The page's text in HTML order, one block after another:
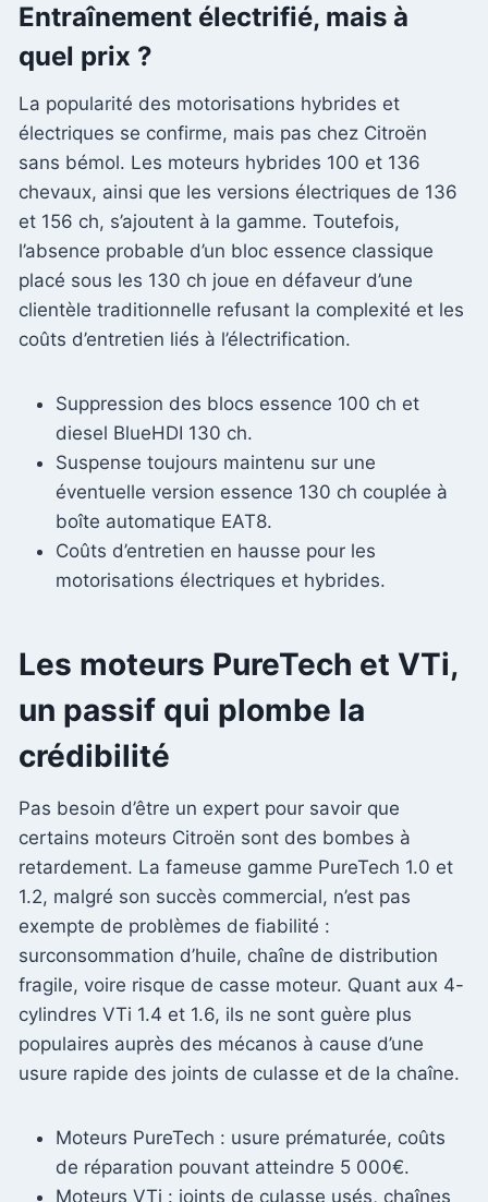
Entraînement électrifié, mais à
quel prix ?
La popularité des motorisations hybrides et
électriques se confirme, mais pas chez Citroën
sans bémol. Les moteurs hybrides 100 et 136
chevaux, ainsi que les versions électriques de 136
et 156 ch, s’ajoutent à la gamme. Toutefois,
l’absence probable d’un bloc essence classique
placé sous les 130 ch joue en défaveur d’une
clientèle traditionnelle refusant la complexité et les
coûts d’entretien liés à l’électrification.
Suppression des blocs essence 100 ch et
diesel BlueHDI 130 ch.
Suspense toujours maintenu sur une
éventuelle version essence 130 ch couplée à
boîte automatique EAT8.
Coûts d’entretien en hausse pour les
motorisations électriques et hybrides.
Les moteurs PureTech et VTi,
un passif qui plombe la
crédibilité
Pas besoin d’être un expert pour savoir que
certains moteurs Citroën sont des bombes à
retardement. La fameuse gamme PureTech 1.0 et
1.2, malgré son succès commercial, n’est pas
exempte de problèmes de fiabilité :
surconsommation d’huile, chaîne de distribution
fragile, voire risque de casse moteur. Quant aux 4-
cylindres VTi 1.4 et 1.6, ils ne sont guère plus
populaires auprès des mécanos à cause d’une
usure rapide des joints de culasse et de la chaîne.
Moteurs PureTech : usure prématurée, coûts
de réparation pouvant atteindre 5 000€.
Moteurs VTi : joints de culasse usés, chaînes